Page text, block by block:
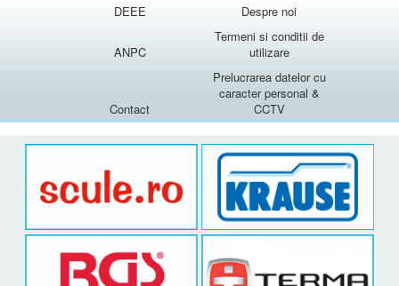
DEEE Despre noi
ANPC
Termeni si conditii de
utilizare
Contact
Prelucrarea datelor cu
caracter personal &
CCTV